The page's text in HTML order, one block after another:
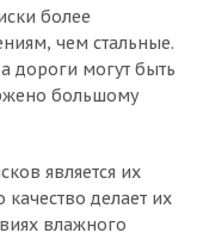
более
чем стальные.
дороги могут быть
большому
является их
качество делает их
влажного